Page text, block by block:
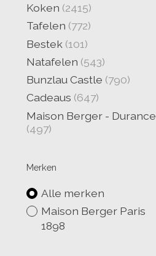
Koken (2415)
Tafelen (772)
Bestek (101)
Natafelen (543)
Bunzlau Castle (790)
Cadeaus (647)
Maison Berger - Durance
(497)
Merken
Alle merken
Maison Berger Paris
1898